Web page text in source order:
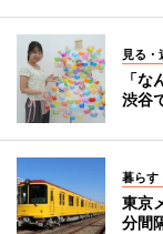
見る・
「
渋谷
暮らす
東京
分間